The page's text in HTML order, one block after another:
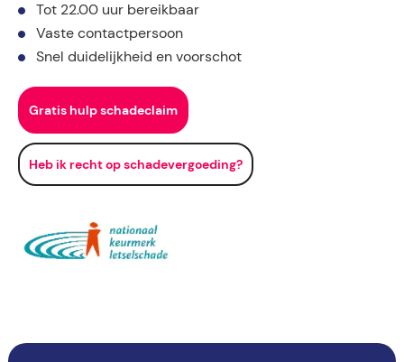
Tot 22.00 uur bereikbaar
Vaste contactpersoon
Snel duidelijkheid en voorschot
Gratis hulp schadeclaim
Heb ik recht op schadevergoeding?